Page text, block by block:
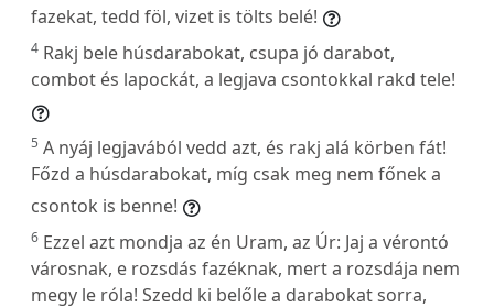
fazekat, tedd föl, vizet is tölts belé!
4 Rakj bele húsdarabokat, csupa jó darabot,
combot és lapockát, a legjava csontokkal rakd tele!
5 A nyáj legjavából vedd azt, és rakj alá körben fát!
Főzd a húsdarabokat, míg csak meg nem főnek a
csontok is benne!
6 Ezzel azt mondja az én Uram, az Úr: Jaj a vérontó
városnak, e rozsdás fazéknak, mert a rozsdája nem
megy le róla! Szedd ki belőle a darabokat sorra,